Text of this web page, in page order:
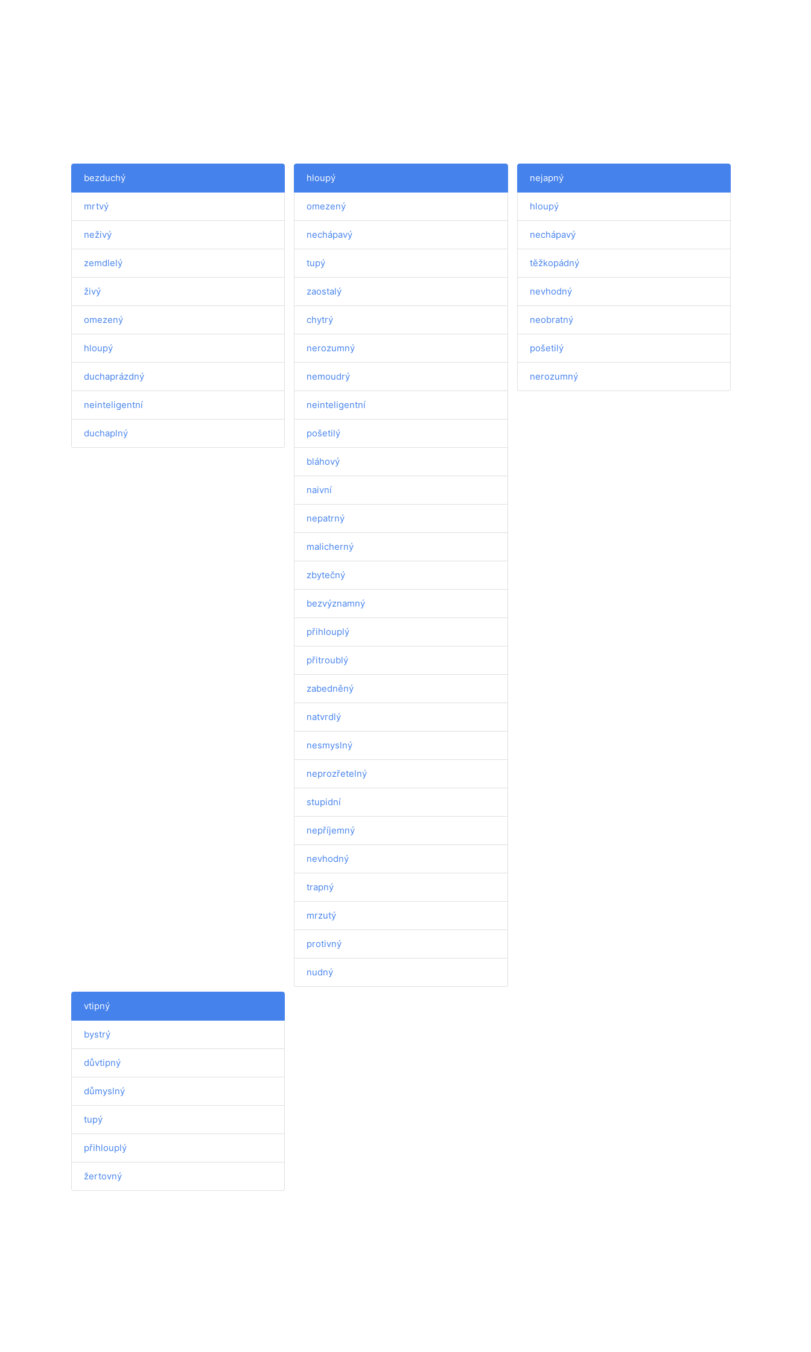
bezduchý
mrtvý
neživý
zemdlelý
živý
omezený
hloupý
duchaprázdný
neinteligentní
duchaplný
hloupý
omezený
nechápavý
tupý
zaostalý
chytrý
nerozumný
nemoudrý
neinteligentní
pošetilý
bláhový
naivní
nepatrný
malicherný
zbytečný
bezvýznamný
přihlouplý
přitroublý
zabedněný
natvrdlý
nesmyslný
neprozřetelný
stupidní
nepříjemný
nevhodný
trapný
mrzutý
protivný
nudný
nejapný
hloupý
nechápavý
těžkopádný
nevhodný
neobratný
pošetilý
nerozumný
vtipný
bystrý
důvtipný
důmyslný
tupý
přihlouplý
žertovný